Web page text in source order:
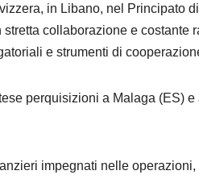
in Libano, nel Principato
stretta collaborazione e
e strumenti di
perquisizioni a Malaga (ES)
impegnati nelle